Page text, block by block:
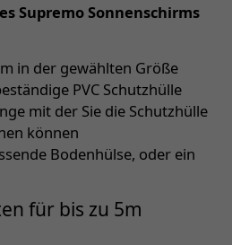
Supremo Sonnenschirms
in der gewählten Größe
PVC Schutzhülle
mit der Sie die Schutzhülle
können
Bodenhülse, oder ein
für bis zu 5m